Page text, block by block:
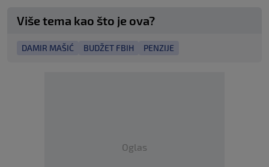
Više tema kao što je ova?
DAMIR MAŠIĆ BUDŽET FBIH PENZIJE
Oglas